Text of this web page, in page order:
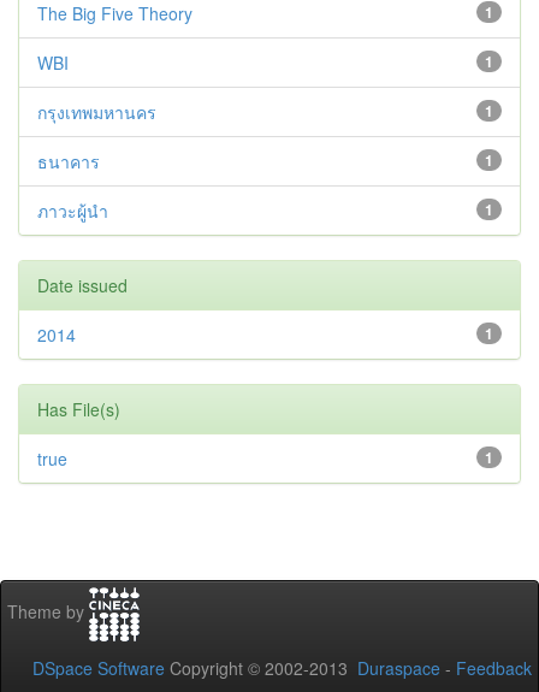
1
The Big Five Theory
1
WBI
1
กรุงเทพมหานคร
1
ธนาคาร
1
ภาวะผู้นำ
Date issued
1
2014
Has File(s)
1
true
Theme by
DSpace Software Copyright © 2002-2013 Duraspace - Feedback